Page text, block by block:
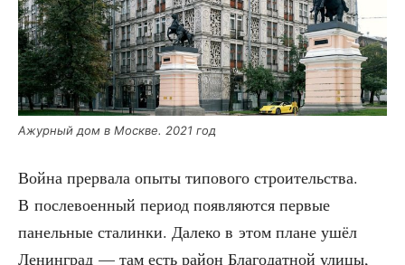
Ажур­ный дом в Москве. 2021 год
Вой­на пре­рва­ла опы­ты типо­во­го стро­и­тель­ства.
В после­во­ен­ный пери­од появ­ля­ют­ся пер­вые
панель­ные ста­лин­ки. Дале­ко в этом плане ушёл
Ленин­град — там есть рай­он Бла­го­дат­ной ули­цы,